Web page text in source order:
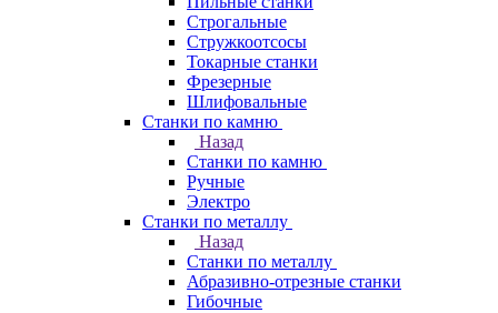
Строгальные
Стружкоотсосы
Токарные станки
Фрезерные
Шлифовальные
Станки по камню
Назад
Станки по камню
Ручные
Электро
Станки по металлу
Назад
Станки по металлу
Абразивно-отрезные станки
Гибочные